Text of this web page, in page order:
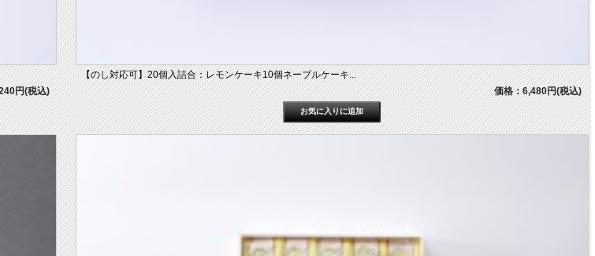
円(税込)
【のし対応可】20個入詰合：レモンケーキ10個ネーブルケーキ...
価格：6,480円(税込)